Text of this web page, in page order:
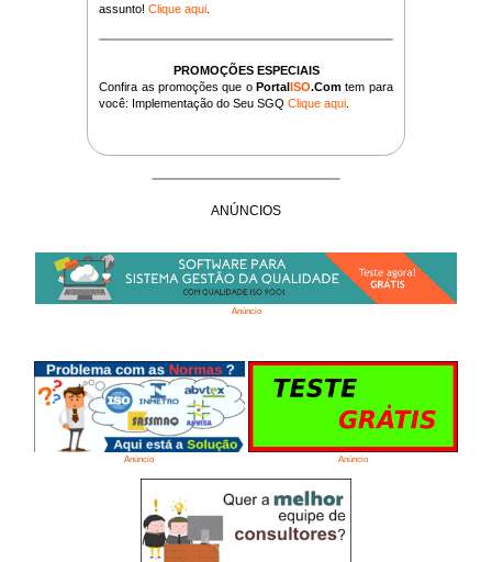
assunto!Clique aqui
PROMOÇÕES ESPECIAIS
Confira as promoções que oPortalISO.Com tem para
você: Implementação do Seu SGQClique aqui
ANÚNCIOS
Anúncio
Anúncio Anúncio